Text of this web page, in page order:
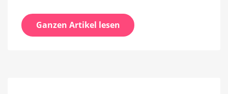
Ganzen Artikel lesen